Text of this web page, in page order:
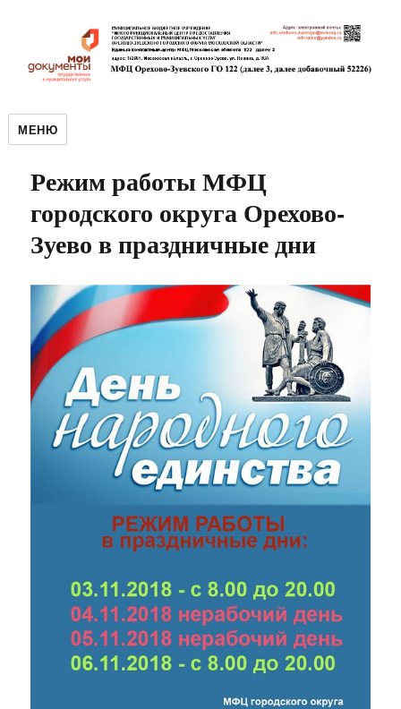
МЕНЮ
Режим работы МФЦ
городского округа Орехово-
Зуево в праздничные дни